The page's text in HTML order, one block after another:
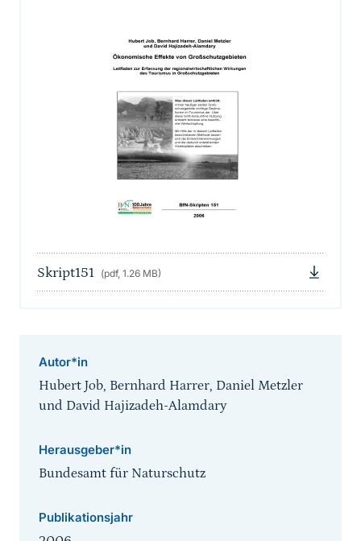
Skript151 (pdf, 1.26 MB)
Autor*in
Hubert Job, Bernhard Harrer, Daniel Metzler
und David Hajizadeh-Alamdary
Herausgeber*in
Bundesamt für Naturschutz
Publikationsjahr